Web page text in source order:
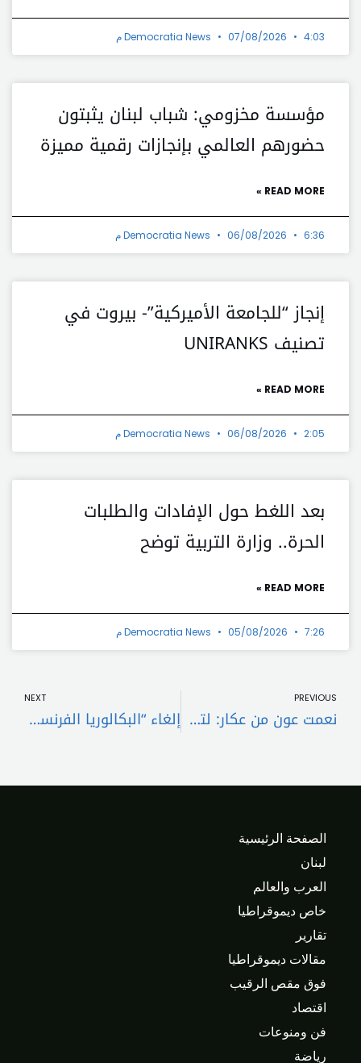
Democratia News 07/08/2026 4:03 م
مؤسسة مخزومي: شباب لبنان يثبتون
حضورهم العالمي بإنجازات رقمية مميزة
READ MORE »
Democratia News 06/08/2026 6:36 م
إنجاز “للجامعة الأميركية”- بيروت في
تصنيف UNIRANKS
READ MORE »
Democratia News 06/08/2026 2:05 م
بعد اللغط حول الإفادات والطلبات
الحرة.. وزارة التربية توضح
READ MORE »
Democratia News 05/08/2026 7:26 م
PREVIOUS
نعمت عون من عكار: لتعزيز المواطنية ومواصلة التعليم لبناء مستقبل لبنان
NEXT
إلغاء “البكالوريا الفرنسية” في الشرق الأوسط
الصفحة الرئيسية
لبنان
العرب والعالم
خاص ديموقراطيا
تقارير
مقالات ديموقراطيا
فوق مقص الرقيب
اقتصاد
فن ومنوعات
رياضة